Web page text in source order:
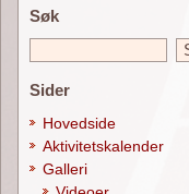
Søk
Sider
Hovedside
Aktivitetskalender
Galleri